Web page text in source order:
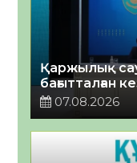
Қаржылық
бағытталған
07.08.2026